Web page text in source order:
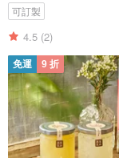
可訂製
4.5 (2)
免運 9 折